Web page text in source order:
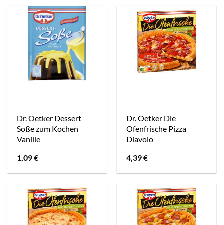
Dr. Oetker Dessert
Soße zum Kochen
Vanille
1,09€
Dr. Oetker Die
Ofenfrische Pizza
Diavolo
4,39€